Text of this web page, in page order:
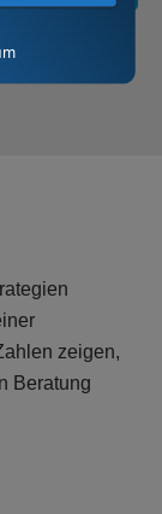
zeigen,
Beratung